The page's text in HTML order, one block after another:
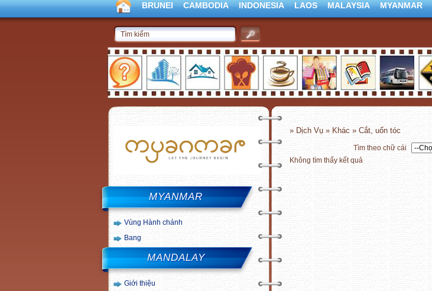
BRUNEI CAMBODIA INDONESIA LAOS MALAYSIA MYANMAR
MYANMAR
Vùng Hành chánh
Bang
MANDALAY
Giới thiệu
» Dịch Vụ » Khác » Cắt, uốn tóc
Tìm theo chữ cái
Không tìm thấy kết quả